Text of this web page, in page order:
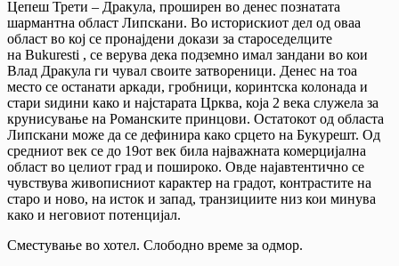
Цепеш Трети – Дракула, проширен во денес познатата
шармантна област Липскани. Во историскиот дел од оваа
област во кој се пронајдени докази за староседелците
на Bukuresti , се верува дека подземно имал зандани во кои
Влад Дракула ги чувал своите затвореници. Денес на тоа
место се останати аркади, гробници, коринтска колонада и
стари ѕидини како и најстарата Црква, која 2 века служела за
крунисување на Романските принцови. Остатокот од областа
Липскани може да се дефинира како срцето на Букурешт. Од
средниот век се до 19от век била најважната комерцијална
област во целиот град и пошироко. Овде најавтентично се
чувствува живописниот карактер на градот, контрастите на
старо и ново, на исток и запад, транзициите низ кои минува
како и неговиот потенцијал.
Сместување во хотел. Слободно време за одмор.